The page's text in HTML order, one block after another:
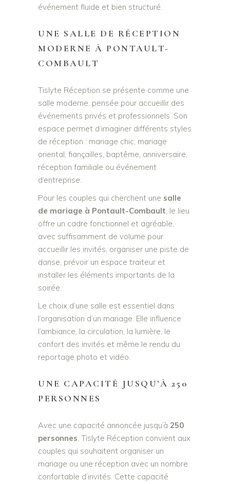
événement fluide et bien structuré.
UNE SALLE DE RÉCEPTION
MODERNE À PONTAULT-
COMBAULT
Tislyte Réception se présente comme une
salle moderne, pensée pour accueillir des
événements privés et professionnels. Son
espace permet d’imaginer différents styles
de réception : mariage chic, mariage
oriental, fiançailles, baptême, anniversaire,
réception familiale ou événement
d’entreprise.
Pour les couples qui cherchent une salle
de mariage à Pontault-Combault, le lieu
offre un cadre fonctionnel et agréable,
avec suffisamment de volume pour
accueillir les invités, organiser une piste de
danse, prévoir un espace traiteur et
installer les éléments importants de la
soirée.
Le choix d’une salle est essentiel dans
l’organisation d’un mariage. Elle influence
l’ambiance, la circulation, la lumière, le
confort des invités et même le rendu du
reportage photo et vidéo.
UNE CAPACITÉ JUSQU’À 250
PERSONNES
Avec une capacité annoncée jusqu’à 250
personnes, Tislyte Réception convient aux
couples qui souhaitent organiser un
mariage ou une réception avec un nombre
confortable d’invités. Cette capacité